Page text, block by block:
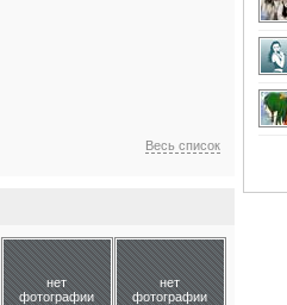
Весь список
нет
фотографии
нет
фотографии